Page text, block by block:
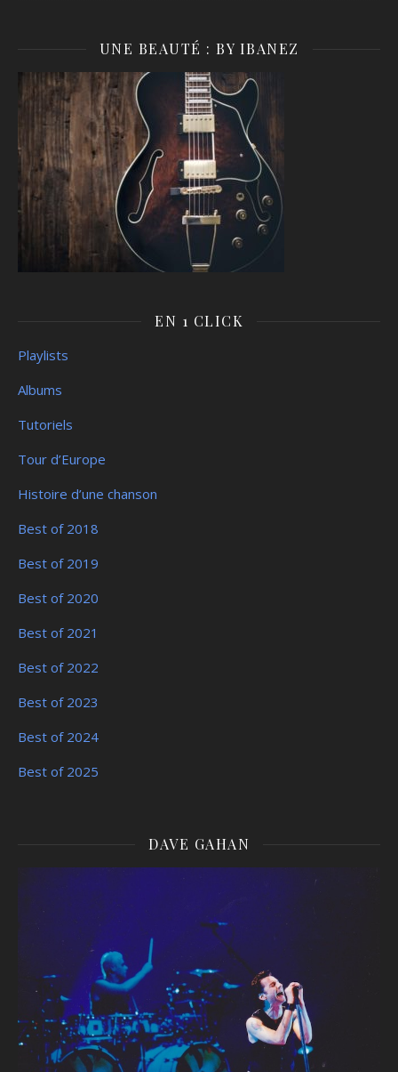
UNE BEAUTÉ : BY IBANEZ
EN 1 CLICK
Playlists
Albums
Tutoriels
Tour d’Europe
Histoire d’une chanson
Best of 2018
Best of 2019
Best of 2020
Best of 2021
Best of 2022
Best of 2023
Best of 2024
Best of 2025
DAVE GAHAN